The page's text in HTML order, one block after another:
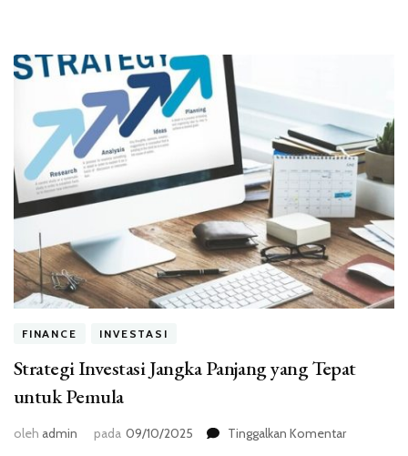
FINANCE INVESTASI
Strategi Investasi Jangka Panjang yang Tepat
untuk Pemula
oleh admin pada 09/10/2025 Tinggalkan Komentarpada